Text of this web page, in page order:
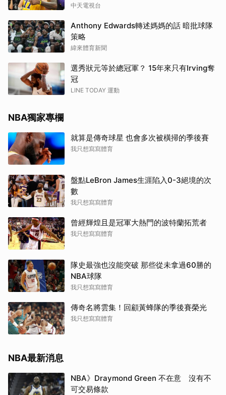
中天電視台
Anthony Edwards轉述媽媽的話 暗批球隊
策略
緯來體育新聞
選秀狀元等於總冠軍？ 15年來只有Irving奪
冠
LINE TODAY 運動
NBA獨家專欄
就算是傳奇球星 也會多次被橫掃的季後賽
我只想寫寫體育
盤點LeBron James生涯陷入0-3絕境的次
數
我只想寫寫體育
曾經輝煌且是冠軍大熱門的波特蘭拓荒者
我只想寫寫體育
隊史最強也沒能突破 那些從未拿過60勝的
NBA球隊
我只想寫寫體育
傳奇名將雲集！回顧黃蜂隊的季後賽榮光
我只想寫寫體育
NBA最新消息
NBA》Draymond Green 不在意 沒有不
可交易條款